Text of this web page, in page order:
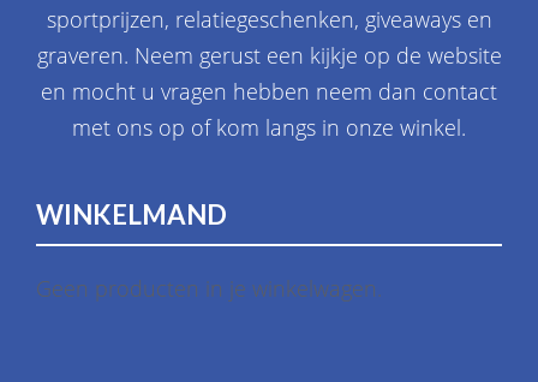
sportprijzen, relatiegeschenken, giveaways en
graveren. Neem gerust een kijkje op de website
en mocht u vragen hebben neem dan contact
met ons op of kom langs in onze winkel.
WINKELMAND
Geen producten in je winkelwagen.